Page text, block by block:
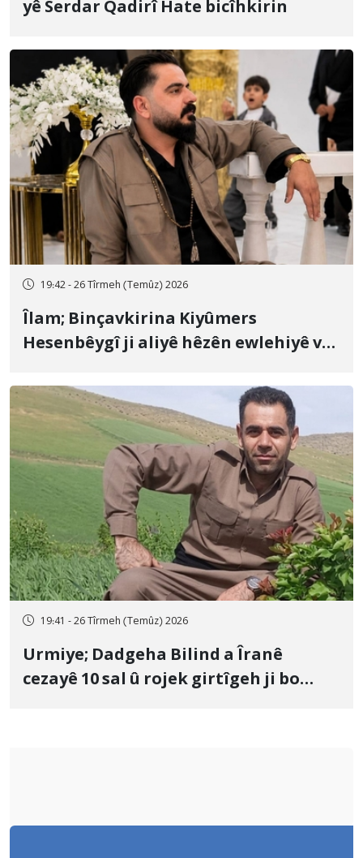
yê Serdar Qadirî Hate bicîhkirin
19:42 - 26 Tîrmeh (Temûz) 2026
Îlam; Binçavkirina Kiyûmers
Hesenbêygî ji aliyê hêzên ewlehiyê ve
19:41 - 26 Tîrmeh (Temûz) 2026
Urmiye; Dadgeha Bilind a Îranê
cezayê 10 sal û rojek girtîgeh ji bo